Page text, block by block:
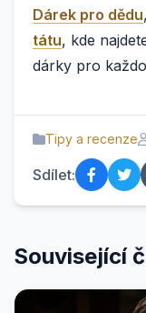
Dárek pro dědu
tátu, kde
dárky pro
Tipy a recenze
Sdílet:
Související